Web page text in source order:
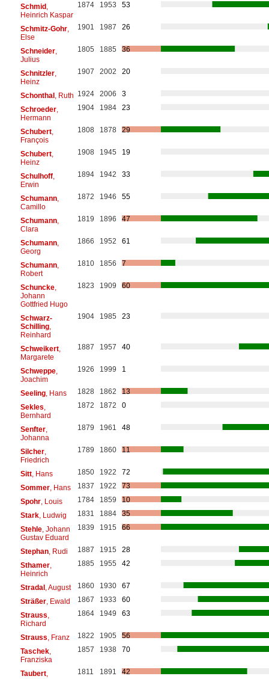
Schmid ,
Heinrich Kaspar
1874 1953 53
Schmitz-Gohr,
Else
1901 1987 26
Schneider,
Julius
1805 1885 36
Schnitzler,
Heinz
1907 2002 20
Schonthal , Ruth 1924 2006
3
Schroeder,
Hermann
1904 1984 23
Schubert,
François
1808 1878 29
Schubert,
Heinz
1908 1945 19
Schulhoff,
Erwin
1894 1942 33
Schumann,
Camillo
1872 1946 55
Schumann,
Clara
1819 1896 47
Schumann,
Georg
1866 1952 61
Schumann,
Robert
1810 1856 7
Schuncke,
Johann
Gottfried Hugo
1823 1909 60
Schwarz-
Schilling,
Reinhard
1904 1985 23
Schweikert,
Margarete
1887 1957 40
Schweppe,
Joachim
1926 1999 1
Seeling, Hans 1828 1862
13
Sekles,
Bernhard
1872 1872 0
Senfter,
Johanna
1879 1961 48
Silcher,
Friedrich
1789 1860 11
Sitt, Hans 1850 1922
72
Sommer, Hans 1837 1922
73
Spohr, Louis 1784 1859
10
Stark, Ludwig 1831 1884
35
Stehle, Johann
Gustav Eduard
1839 1915 66
Stephan, Rudi 1887 1915
28
Sthamer,
Heinrich
1885 1955 42
Stradal , August 1860 1930
67
Sträßer, Ewald 1867 1933
60
Strauss,
Richard
1864 1949 63
Strauss, Franz 1822 1905
56
Taschek,
Franziska
1857 1938 70
Taubert,
1811 1891 42